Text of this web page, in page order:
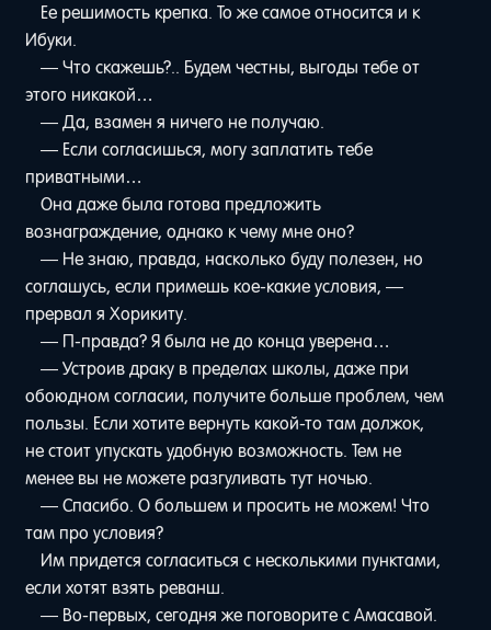
Ее решимость крепка. То же самое относится и к
Ибуки.
— Что скажешь?.. Будем честны, выгоды тебе от
этого никакой…
— Да, взамен я ничего не получаю.
— Если согласишься, могу заплатить тебе
приватными…
Она даже была готова предложить
вознаграждение, однако к чему мне оно?
— Не знаю, правда, насколько буду полезен, но
соглашусь, если примешь кое-какие условия, —
прервал я Хорикиту.
— П-правда? Я была не до конца уверена…
— Устроив драку в пределах школы, даже при
обоюдном согласии, получите больше проблем, чем
пользы. Если хотите вернуть какой-то там должок,
не стоит упускать удобную возможность. Тем не
менее вы не можете разгуливать тут ночью.
— Спасибо. О большем и просить не можем! Что
там про условия?
Им придется согласиться с несколькими пунктами,
если хотят взять реванш.
— Во-первых, сегодня же поговорите с Амасавой.